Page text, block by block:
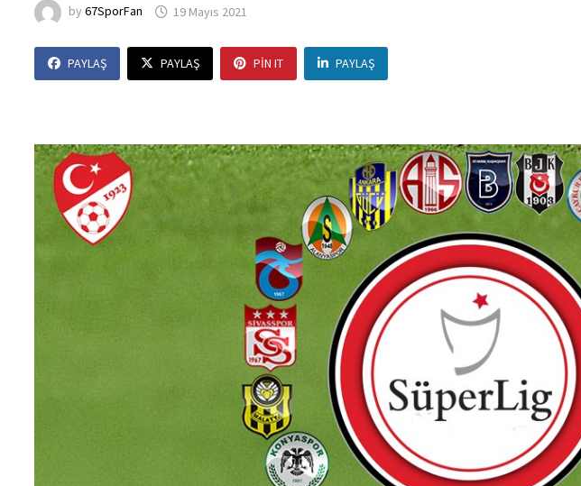
by67SporFan 19 Mayıs 2021
PAYLAŞ PAYLAŞ PIN IT PAYLAŞ